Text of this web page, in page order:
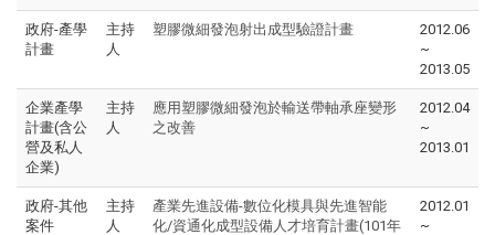
政府-產學
計畫
主持
人
塑膠微細發泡射出成型驗證計畫
2012.06
~
2013.05
企業產學
計畫(含公
營及私人
企業)
主持
人
應用塑膠微細發泡於輸送帶軸承座變形
之改善
2012.04
~
2013.01
政府-其他
案件
主持
人
產業先進設備-數位化模具與先進智能
化/資通化成型設備人才培育計畫(101年
2012.01
~